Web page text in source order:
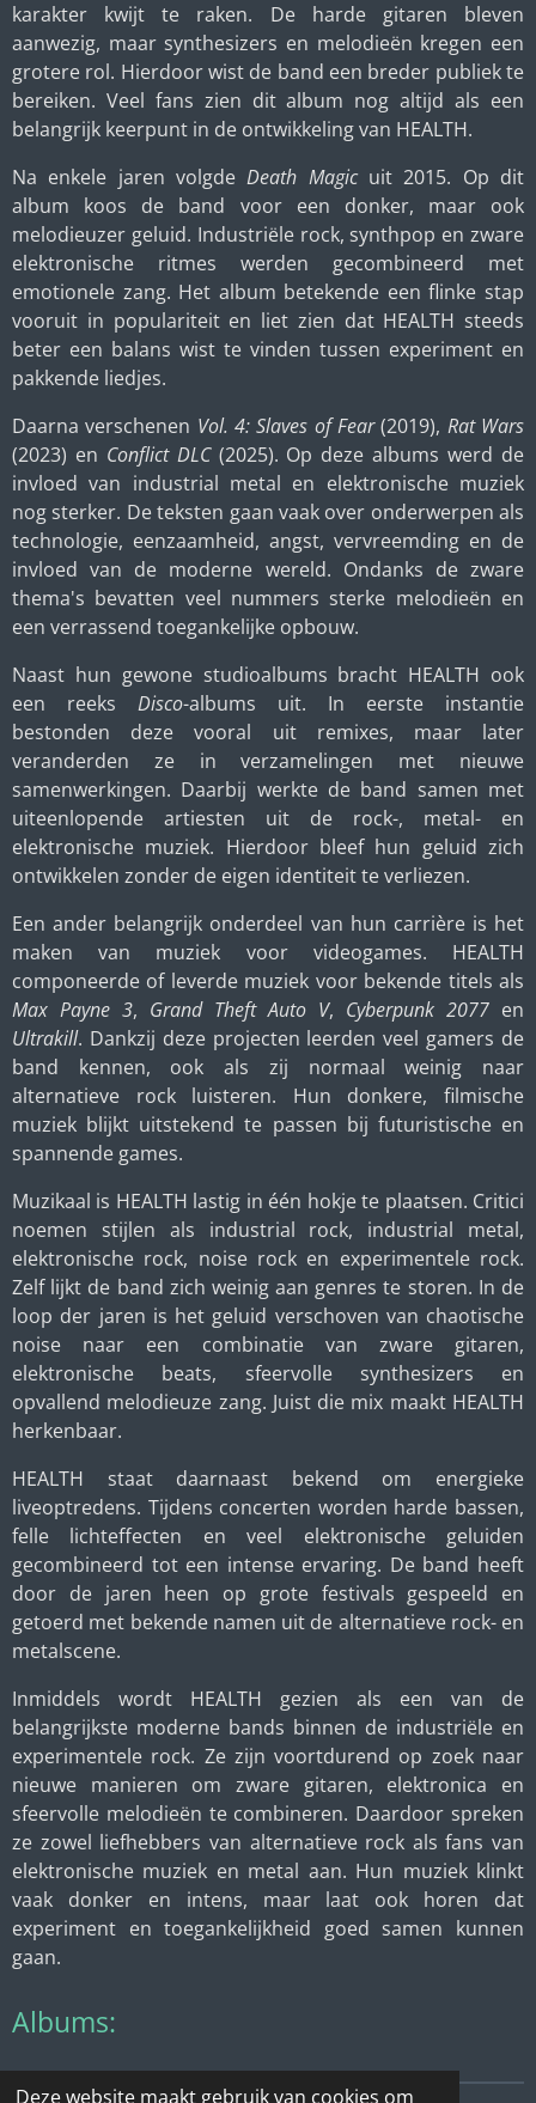
Deze website maakt gebruik van cookies om
karakter kwijt te raken. De harde gitaren bleven
aanwezig, maar synthesizers en melodieën kregen een
grotere rol. Hierdoor wist de band een breder publiek te
bereiken. Veel fans zien dit album nog altijd als een
belangrijk keerpunt in de ontwikkeling van HEALTH.
Na enkele jaren volgdeDeath Magicuit 2015. Op dit
album koos de band voor een donker, maar ook
melodieuzer geluid. Industriële rock, synthpop en zware
elektronische ritmes werden gecombineerd met
emotionele zang. Het album betekende een flinke stap
vooruit in populariteit en liet zien dat HEALTH steeds
beter een balans wist te vinden tussen experiment en
pakkende liedjes.
Daarna verschenen Vol. 4: Slaves of Fear(2019), Rat Wars
(2023) en Conflict DLC(2025). Op deze albums werd de
invloed van industrial metal en elektronische muziek
nog sterker. De teksten gaan vaak over onderwerpen als
technologie, eenzaamheid, angst, vervreemding en de
invloed van de moderne wereld. Ondanks de zware
thema's bevatten veel nummers sterke melodieën en
een verrassend toegankelijke opbouw.
Naast hun gewone studioalbums bracht HEALTH ook
een reeks Disco-albums uit. In eerste instantie
bestonden deze vooral uit remixes, maar later
veranderden ze in verzamelingen met nieuwe
samenwerkingen. Daarbij werkte de band samen met
uiteenlopende artiesten uit de rock-, metal- en
elektronische muziek. Hierdoor bleef hun geluid zich
ontwikkelen zonder de eigen identiteit te verliezen.
Een ander belangrijk onderdeel van hun carrière is het
maken van muziek voor videogames. HEALTH
componeerde of leverde muziek voor bekende titels als
Max Payne 3, Grand Theft Auto V, Cyberpunk 2077 en
Ultrakill. Dankzij deze projecten leerden veel gamers de
band kennen, ook als zij normaal weinig naar
alternatieve rock luisteren. Hun donkere, filmische
muziek blijkt uitstekend te passen bij futuristische en
spannende games.
Muzikaal is HEALTH lastig in één hokje te plaatsen. Critici
noemen stijlen als industrial rock, industrial metal,
elektronische rock, noise rock en experimentele rock.
Zelf lijkt de band zich weinig aan genres te storen. In de
loop der jaren is het geluid verschoven van chaotische
noise naar een combinatie van zware gitaren,
elektronische beats, sfeervolle synthesizers en
opvallend melodieuze zang. Juist die mix maakt HEALTH
herkenbaar.
HEALTH staat daarnaast bekend om energieke
liveoptredens. Tijdens concerten worden harde bassen,
felle lichteffecten en veel elektronische geluiden
gecombineerd tot een intense ervaring. De band heeft
door de jaren heen op grote festivals gespeeld en
getoerd met bekende namen uit de alternatieve rock- en
metalscene.
Inmiddels wordt HEALTH gezien als een van de
belangrijkste moderne bands binnen de industriële en
experimentele rock. Ze zijn voortdurend op zoek naar
nieuwe manieren om zware gitaren, elektronica en
sfeervolle melodieën te combineren. Daardoor spreken
ze zowel liefhebbers van alternatieve rock als fans van
elektronische muziek en metal aan. Hun muziek klinkt
vaak donker en intens, maar laat ook horen dat
experiment en toegankelijkheid goed samen kunnen
gaan.
Albums: